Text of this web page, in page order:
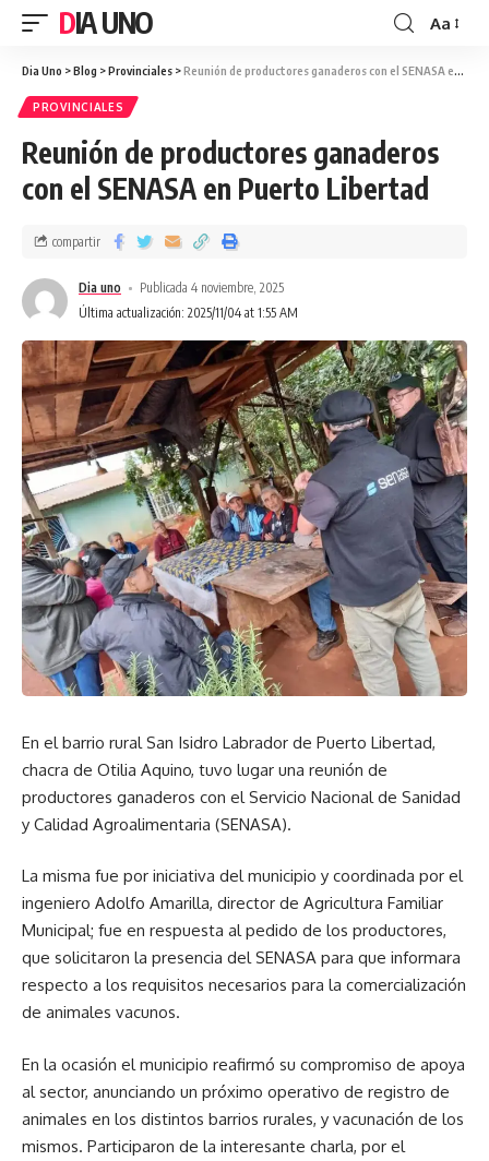
DIA UNO Aa
Dia Uno >Blog >Provinciales >Reunión de productores ganaderos con el SENASA en Puerto Libertad
PROVINCIALES
Reunión de productores ganaderos
con el SENASA en Puerto Libertad
Última actualización: 2025/11/04 at 1:55 AM
Dia uno Publicada 4 noviembre, 2025
compartir
En el barrio rural San Isidro Labrador de Puerto Libertad,
chacra de Otilia Aquino, tuvo lugar una reunión de
productores ganaderos con el Servicio Nacional de Sanidad
y Calidad Agroalimentaria (SENASA).
La misma fue por iniciativa del municipio y coordinada por el
ingeniero Adolfo Amarilla, director de Agricultura Familiar
Municipal; fue en respuesta al pedido de los productores,
que solicitaron la presencia del SENASA para que informara
respecto a los requisitos necesarios para la comercialización
de animales vacunos.
En la ocasión el municipio reafirmó su compromiso de apoya
al sector, anunciando un próximo operativo de registro de
animales en los distintos barrios rurales, y vacunación de los
mismos. Participaron de la interesante charla, por el